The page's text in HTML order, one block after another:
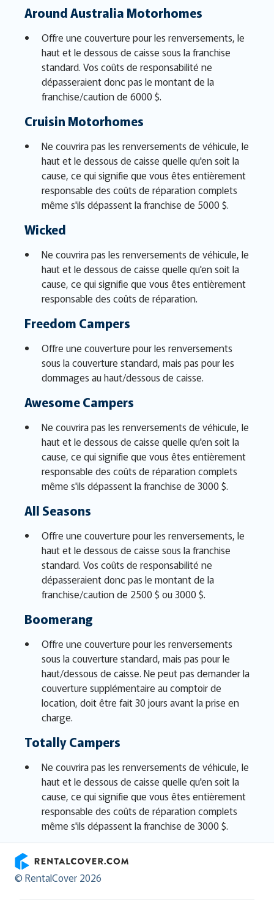
Around Australia Motorhomes
Offre une couverture pour les renversements, le
haut et le dessous de caisse sous la franchise
standard. Vos coûts de responsabilité ne
dépasseraient donc pas le montant de la
franchise/caution de 6000 $.
Cruisin Motorhomes
Ne couvrira pas les renversements de véhicule, le
haut et le dessous de caisse quelle qu'en soit la
cause, ce qui signifie que vous êtes entièrement
responsable des coûts de réparation complets
même s'ils dépassent la franchise de 5000 $.
Wicked
Ne couvrira pas les renversements de véhicule, le
haut et le dessous de caisse quelle qu'en soit la
cause, ce qui signifie que vous êtes entièrement
responsable des coûts de réparation.
Freedom Campers
Offre une couverture pour les renversements
sous la couverture standard, mais pas pour les
dommages au haut/dessous de caisse.
Awesome Campers
Ne couvrira pas les renversements de véhicule, le
haut et le dessous de caisse quelle qu'en soit la
cause, ce qui signifie que vous êtes entièrement
responsable des coûts de réparation complets
même s'ils dépassent la franchise de 3000 $.
All Seasons
Offre une couverture pour les renversements, le
haut et le dessous de caisse sous la franchise
standard. Vos coûts de responsabilité ne
dépasseraient donc pas le montant de la
franchise/caution de 2500 $ ou 3000 $.
Boomerang
Offre une couverture pour les renversements
sous la couverture standard, mais pas pour le
haut/dessous de caisse. Ne peut pas demander la
couverture supplémentaire au comptoir de
location, doit être fait 30 jours avant la prise en
charge.
Totally Campers
Ne couvrira pas les renversements de véhicule, le
haut et le dessous de caisse quelle qu'en soit la
cause, ce qui signifie que vous êtes entièrement
responsable des coûts de réparation complets
même s'ils dépassent la franchise de 3000 $.
RentalCover
© RentalCover 2026